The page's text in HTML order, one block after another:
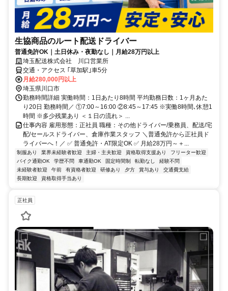
生協商品のルート配送ドライバー
普通免許OK｜土日休み・夜勤なし｜月給28万円以上
埼玉配送株式会社 川口営業所
交通・アクセス ｢草加駅｣車5分
月給280,000円以上
埼玉県川口市
勤務時間詳細 実働時間：1日あたり8時間 平均勤務日数：1ヶ月あた
り20日 勤務時間／ ①7:00～16:00 ②8:45～17:45 ※実働8時間､休憩1
時間 ※多少残業あり ＜１日の流れ＞ ...
仕事内容 雇用形態：正社員 職種：その他ドライバー/乗務員、配送/宅
配/セールスドライバー、倉庫作業スタッフ ＼普通免許から正社員ド
ライバーへ！／ ✅ 普通免許・AT限定OK ✅ 月給28万円～＋...
制服あり 業界未経験者歓迎 主婦・主夫歓迎 資格取得支援あり
フリーター歓迎
バイク通勤OK
学歴不問 車通勤OK 固定時間制 転勤なし
経験不問
未経験者歓迎
午前 有資格者歓迎 研修あり 夕方 賞与あり
交通費支給
長期歓迎
資格取得手当あり
正社員